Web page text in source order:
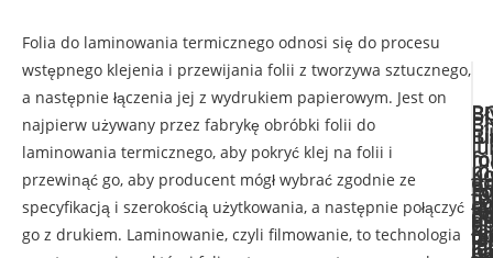
Folia do laminowania termicznego odnosi się do procesu
wstępnego klejenia i przewijania folii z tworzywa sztucznego,
a następnie łączenia jej z wydrukiem papierowym. Jest on
najpierw używany przez fabrykę obróbki folii do
laminowania termicznego, aby pokryć klej na folii i
przewinąć go, aby producent mógł wybrać zgodnie ze
specyfikacją i szerokością użytkowania, a następnie połączyć
go z drukiem. Laminowanie, czyli filmowanie, to technologia z
na